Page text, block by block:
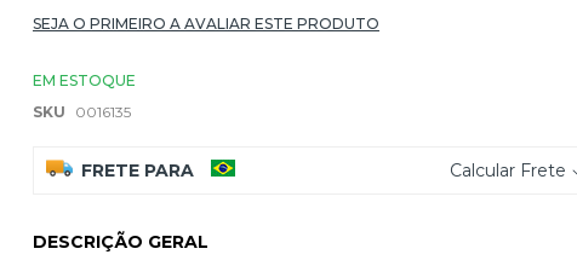
SEJA O PRIMEIRO A AVALIAR ESTE PRODUTO
EM ESTOQUE
SKU
0016135
FRETE PARA Calcular Frete
DESCRIÇÃO GERAL